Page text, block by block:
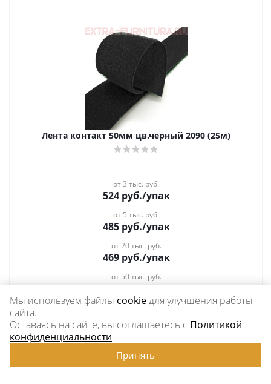
Лента контакт 50мм цв.черный 2090 (25м)
от 3 тыс. руб.
524руб./упак
от 5 тыс. руб.
485руб./упак
от 20 тыс. руб.
469руб./упак
от 50 тыс. руб.
Мы используем файлы cookieдля улучшения работы
сайта.
Оставаясь на сайте, вы соглашаетесь с Политикой
конфиденциальности
Принять